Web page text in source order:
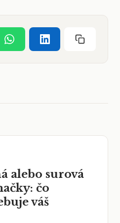
alebo surová
čo
váš